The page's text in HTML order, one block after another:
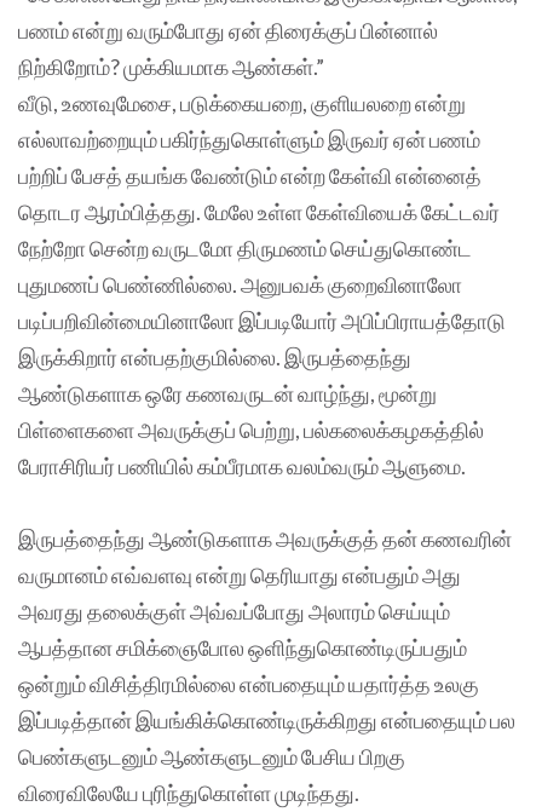
பணம் என்று வரும்போது ஏன் திரைக்குப் பின்னால்
நிற்கிறோம்? முக்கியமாக ஆண்கள்.”
வீடு, உணவுமேசை, படுக்கையறை, குளியலறை என்று
எல்லாவற்றையும் பகிர்ந்துகொள்ளும் இருவர் ஏன் பணம்
பற்றிப் பேசத் தயங்க வேண்டும் என்ற கேள்வி என்னைத்
தொடர ஆரம்பித்தது. மேலே உள்ள கேள்வியைக் கேட்டவர்
நேற்றோ சென்ற வருடமோ திருமணம் செய்துகொண்ட
புதுமணப் பெண்ணில்லை. அனுபவக் குறைவினாலோ
படிப்பறிவின்மையினாலோ இப்படியோர் அபிப்பிராயத்தோடு
இருக்கிறார் என்பதற்குமில்லை. இருபத்தைந்து
ஆண்டுகளாக ஒரே கணவருடன் வாழ்ந்து, மூன்று
பிள்ளைகளை அவருக்குப் பெற்று, பல்கலைக்கழகத்தில்
பேராசிரியர் பணியில் கம்பீரமாக வலம்வரும் ஆளுமை.
இருபத்தைந்து ஆண்டுகளாக அவருக்குத் தன் கணவரின்
வருமானம் எவ்வளவு என்று தெரியாது என்பதும் அது
அவரது தலைக்குள் அவ்வப்போது அலாரம் செய்யும்
ஆபத்தான சமிக்ஞைபோல ஒளிந்துகொண்டிருப்பதும்
ஒன்றும் விசித்திரமில்லை என்பதையும் யதார்த்த உலகு
இப்படித்தான் இயங்கிக்கொண்டிருக்கிறது என்பதையும் பல
பெண்களுடனும் ஆண்களுடனும் பேசிய பிறகு
விரைவிலேயே புரிந்துகொள்ள முடிந்தது.